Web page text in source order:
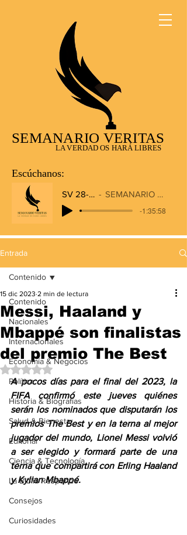
SEMANARIO VERITAS
LA VERDAD OS HARÁ LIBRES
Escúchanos:
SV 28-12-2025
SEMANARIO VERITAS RADIO
-1:35:58
Entrada
Contenido
Nacionales
Internacionales
Economía & Negocios
Política
Historia & Biografías
Salud & Bienestar
Editorial
Ciencia & Tecnología
La Biblia Responde
Consejos
Curiosidades
Contenido
Messi, Haaland y
Mbappé son finalistas
del premio The Best
15 dic 2023 2 min de lectura
Obtuvo NaN de 5 estrellas.
A pocos días para el final del 2023, la
FIFA confirmó este jueves quiénes
serán los nominados que disputarán los
premios The Best y en la terna al mejor
jugador del mundo, Lionel Messi volvió
a ser elegido y formará parte de una
terna que compartirá con Erling Haaland
y Kylian Mbappé.